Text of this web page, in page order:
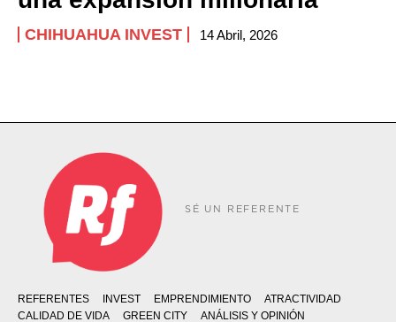
CHIHUAHUA INVEST 14 Abril, 2026
SÉ UN REFERENTE
REFERENTES INVEST EMPRENDIMIENTO
ATRACTIVIDAD
CALIDAD DE VIDA
GREEN CITY
ANÁLISIS Y OPINIÓN